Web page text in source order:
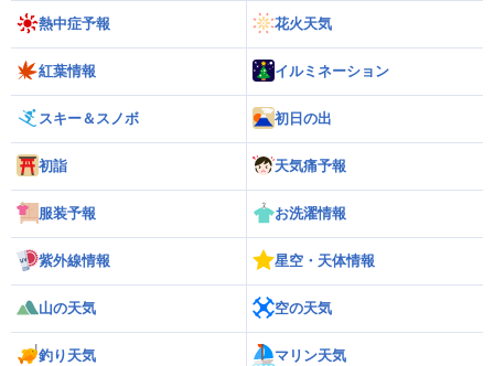
熱中症予報 花火天気
紅葉情報 イルミネーション
スキー＆スノボ 初日の出
初詣 天気痛予報
服装予報 お洗濯情報
紫外線情報 星空・天体情報
山の天気 空の天気
釣り天気 マリン天気